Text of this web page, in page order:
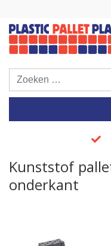
Plastic Pallet Plaza
Plastic Pallets Plaza, de
Europa!
Kunststof
onderkant